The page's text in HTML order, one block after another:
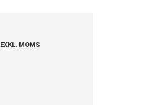
EXKL. MOMS